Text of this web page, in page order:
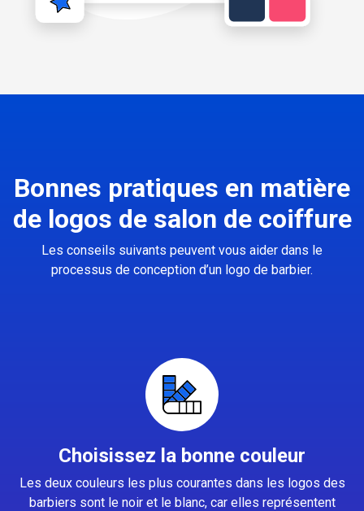
Bonnes pratiques en matière
de logos de salon de coiffure
Les conseils suivants peuvent vous aider dans le
processus de conception d’un logo de barbier.
Choisissez la bonne couleur
Les deux couleurs les plus courantes dans les logos des
barbiers sont le noir et le blanc, car elles représentent